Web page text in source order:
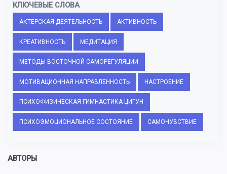
КЛЮЧЕВЫЕ СЛОВА
АКТЕРСКАЯ ДЕЯТЕЛЬНОСТЬ АКТИВНОСТЬ
КРЕАТИВНОСТЬ МЕДИТАЦИЯ
МЕТОДЫ ВОСТОЧНОЙ САМОРЕГУЛЯЦИИ
МОТИВАЦИОННАЯ НАПРАВЛЕННОСТЬ НАСТРОЕНИЕ
ПСИХОФИЗИЧЕСКАЯ ГИМНАСТИКА ЦИГУН
ПСИХОЭМОЦИОНАЛЬНОЕ СОСТОЯНИЕ САМОЧУВСТВИЕ
АВТОРЫ